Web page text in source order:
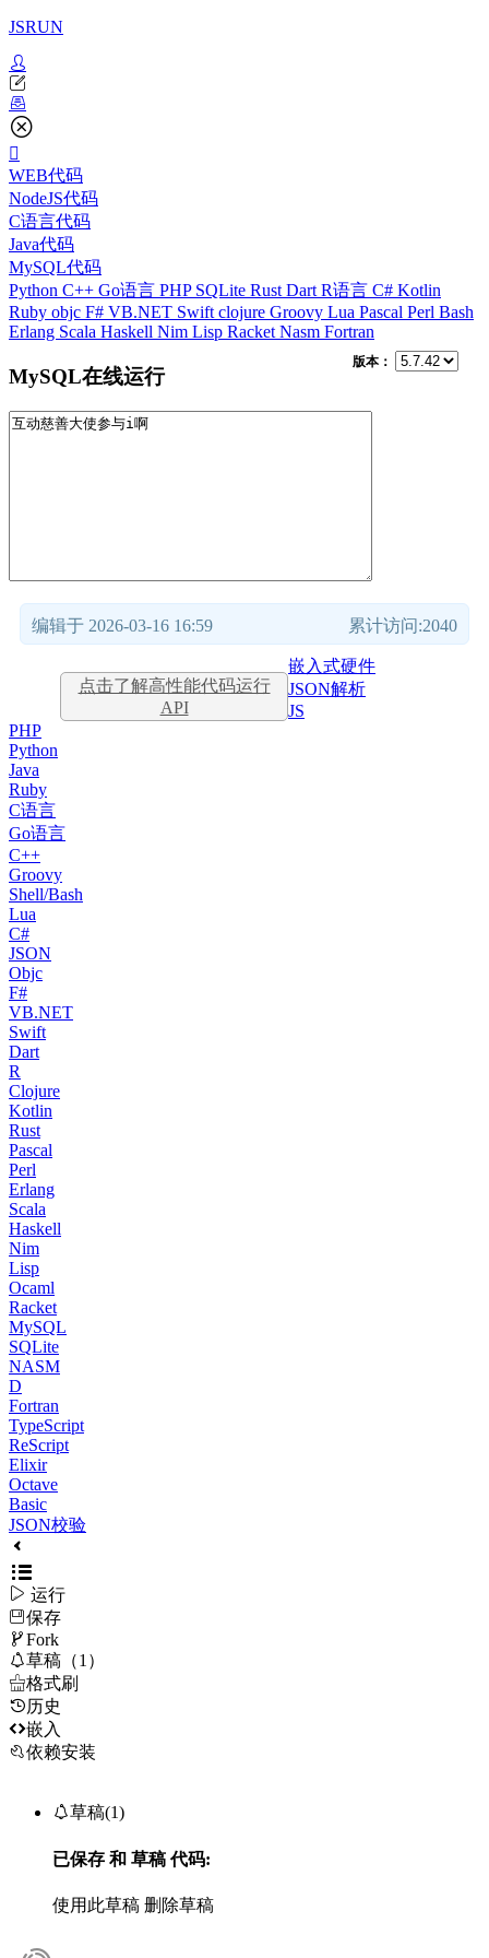
JSRUN
WEB代码
NodeJS代码
C语言代码
Java代码
MySQL代码
Python C++ Go语言 PHP SQLite Rust Dart R语言 C# Kotlin
Ruby objc F# VB.NET Swift clojure Groovy Lua Pascal Perl Bash
Erlang Scala Haskell Nim Lisp Racket Nasm Fortran
MySQL在线运行
版本：
编辑于 2026-03-16 16:59 累计访问:2040
点击了解高性能代码运行
API
嵌入式硬件
JSON解析
JS
PHP
Python
Java
Ruby
C语言
Go语言
C++
Groovy
Shell/Bash
Lua
C#
JSON
Objc
F#
VB.NET
Swift
Dart
R
Clojure
Kotlin
Rust
Pascal
Perl
Erlang
Scala
Haskell
Nim
Lisp
Ocaml
Racket
MySQL
SQLite
NASM
D
Fortran
TypeScript
ReScript
Elixir
Octave
Basic
JSON校验
 运行
保存
Fork
草稿（1）
格式刷
历史
嵌入
依赖安装
草稿(1)
已保存 和 草稿代码:
使用此草稿 删除草稿